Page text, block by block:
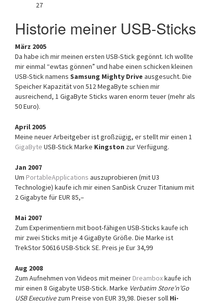
27
Historie meiner USB-Sticks
März 2005
Da habe ich mir meinen ersten USB-Stick gegönnt. Ich wollte
mir einmal “ewtas gönnen” und habe einen schicken kleinen
USB-Stick namens Samsung Mighty Drive ausgesucht. Die
Speicher Kapazität von 512 MegaByte schien mir
ausreichend, 1 GigaByte Sticks waren enorm teuer (mehr als
50 Euro).
April 2005
Meine neuer Arbeitgeber ist großzügig, er stellt mir einen 1
GigaByte USB-Stick Marke Kingston zur Verfügung.
Jan 2007
Um PortableApplications auszuprobieren (mit U3
Technologie) kaufe ich mir einen SanDisk Cruzer Titanium mit
2 Gigabyte für EUR 85,–
Mai 2007
Zum Experimentiern mit boot-fähigen USB-Sticks kaufe ich
mir zwei Sticks mit je 4 GigaByte Größe. Die Marke ist
TrekStor 50616 USB-Stick SE. Preis je Eur 34,99
Aug 2008
Zum Aufnehmen von Videos mit meiner Dreamboxkaufe ich
mir einen 8 Gigabyte USB-Stick. Marke Verbatim Store’n’Go
USB Executivezum Preise von EUR 39,98. Dieser soll Hi-